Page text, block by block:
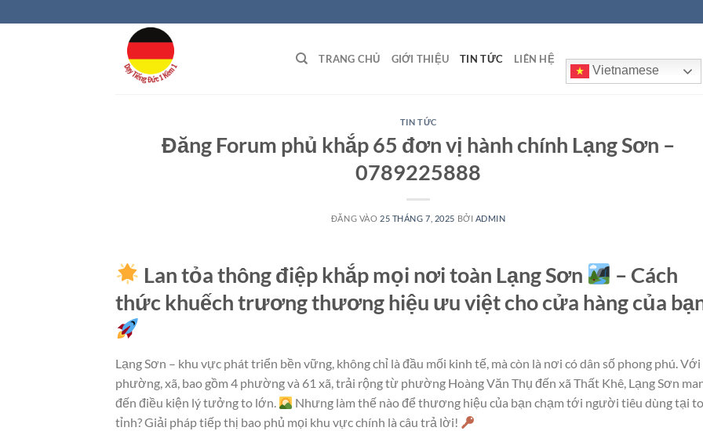
qua
TRANG CHỦ GIỚI THIỆU TIN TỨC LIÊN HỆ
Vietnamese
TIN TỨC
Đăng Forum phủ khắp 65 đơn vị hành chính Lạng Sơn –
0789225888
ĐĂNG VÀO 25 THÁNG 7, 2025 BỞI ADMIN
Lan tỏa thông điệp khắp mọi nơi toàn Lạng Sơn
– Cách
thức khuếch trương thương hiệu ưu việt cho cửa hàng của
Lạng Sơn – khu vực phát triển bền vững, không chỉ là đầu mối kinh tế, mà còn là nơi có dân số phong phú. Với
phường, xã, bao gồm 4 phường và 61 xã, trải rộng từ phường Hoàng Văn Thụ đến xã Thất Khê, Lạng Sơn
đến điều kiện lý tưởng to lớn.
Nhưng làm thế nào để thương hiệu của bạn chạm tới người tiêu dùng tại
tỉnh? Giải pháp tiếp thị bao phủ mọi khu vực chính là câu trả lời!